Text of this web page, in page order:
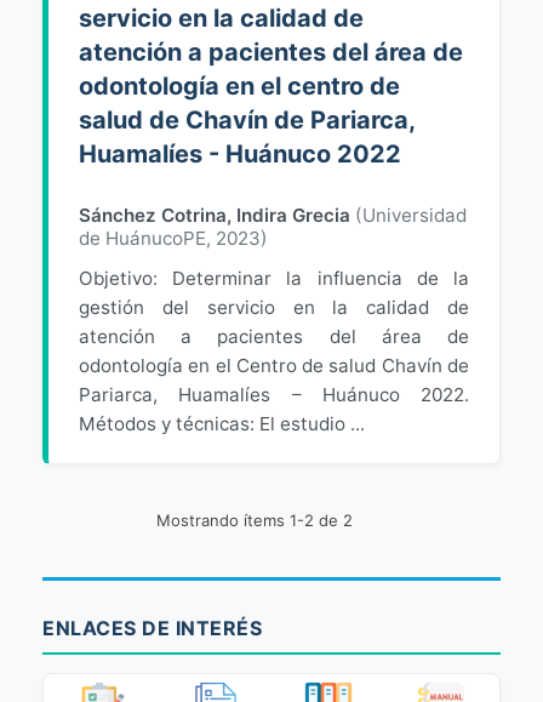
servicio en la calidad de
atención a pacientes del área de
odontología en el centro de
salud de Chavín de Pariarca,
Huamalíes - Huánuco 2022
Sánchez Cotrina, Indira Grecia (Universidad
de HuánucoPE, 2023)
Objetivo: Determinar la influencia de la
gestión del servicio en la calidad de
atención a pacientes del área de
odontología en el Centro de salud Chavín de
Pariarca, Huamalíes – Huánuco 2022.
Métodos y técnicas: El estudio ...
Mostrando ítems 1-2 de 2
ENLACES DE INTERÉS